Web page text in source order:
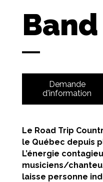
Band
Demande
d'information
Le Road Trip
le Québec depuis
L’énergie
musiciens/
laisse personne